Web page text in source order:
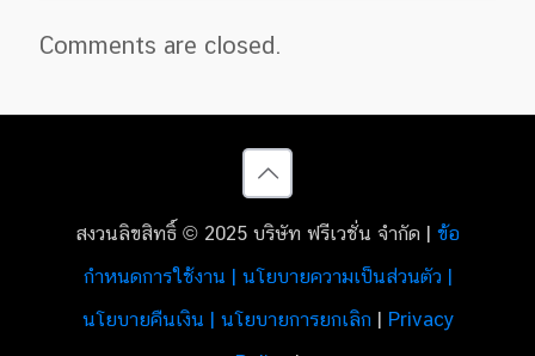
Comments are closed.
สงวนลิขสิทธิ์ © 2025 บริษัท ฟรีเวชั่น จำกัด | ข้อ
กำหนดการใช้งาน | นโยบายความเป็นส่วนตัว |
นโยบายคืนเงิน | นโยบายการยกเลิก | Privacy